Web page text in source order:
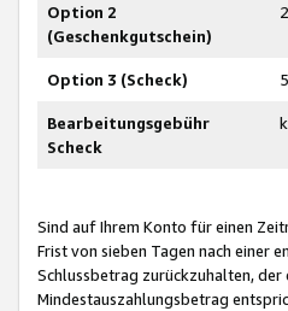
Option 2
(Geschenkgutschein)
Option 3 (Scheck)
Bearbeitungsgebühr
Scheck
Sind auf Ihrem Konto für einen
Frist von sieben Tagen nach einer
Schlussbetrag zurückzuhalten,
Mindestauszahlungsbetrag